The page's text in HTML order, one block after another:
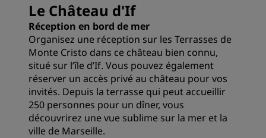
Le Château d'If
Réception en bord de mer
Organisez une réception sur les Terrasses de
Monte Cristo dans ce château bien connu,
situé sur l’île d’If. Vous pouvez également
réserver un accès privé au château pour vos
invités. Depuis la terrasse qui peut accueillir
250 personnes pour un dîner, vous
découvrirez une vue sublime sur la mer et la
ville de Marseille.